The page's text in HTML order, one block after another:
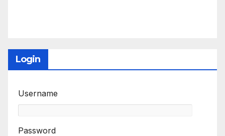
Login
Username
Password